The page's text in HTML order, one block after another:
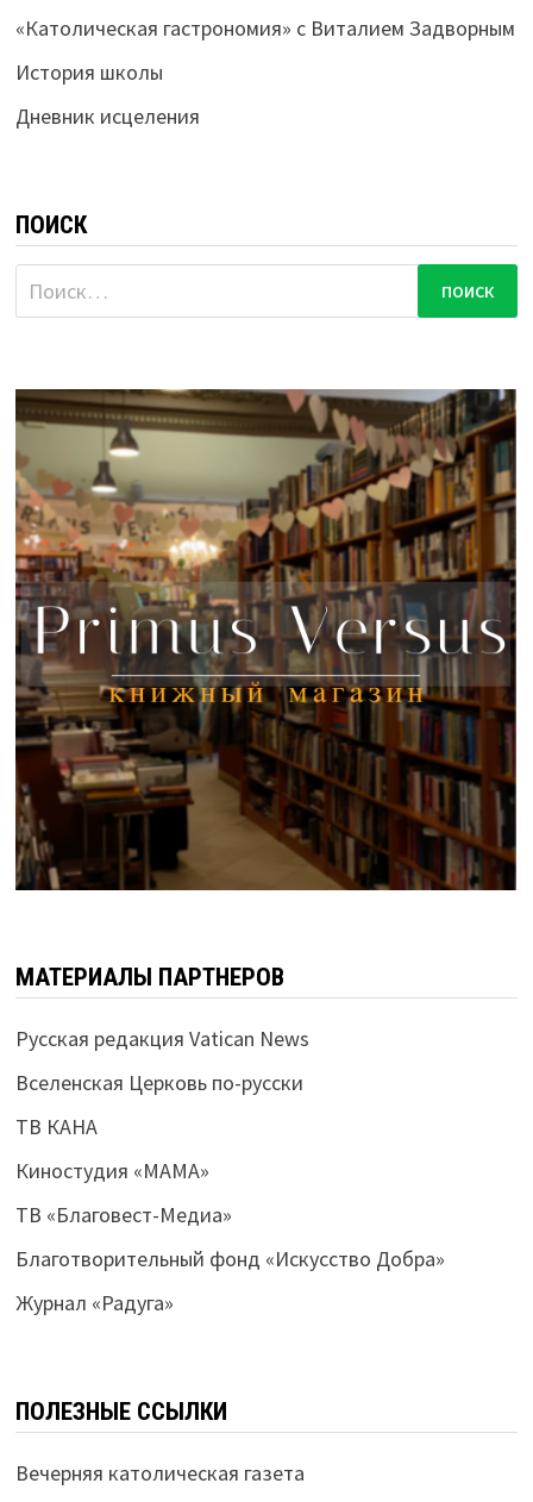
«Католическая гастрономия» с Виталием Задворным
История школы
Дневник исцеления
ПОИСК
Найти:
МАТЕРИАЛЫ ПАРТНЕРОВ
Русская редакция Vatican News
Вселенская Церковь по-русски
ТВ КАНА
Киностудия «МАМА»
ТВ «Благовест-Медиа»
Благотворительный фонд «Искусство Добра»
Журнал «Радуга»
ПОЛЕЗНЫЕ ССЫЛКИ
Вечерняя католическая газета